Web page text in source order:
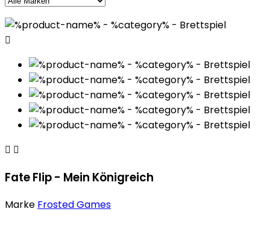

 
Fate Flip - Mein Königreich
Marke Frosted Games